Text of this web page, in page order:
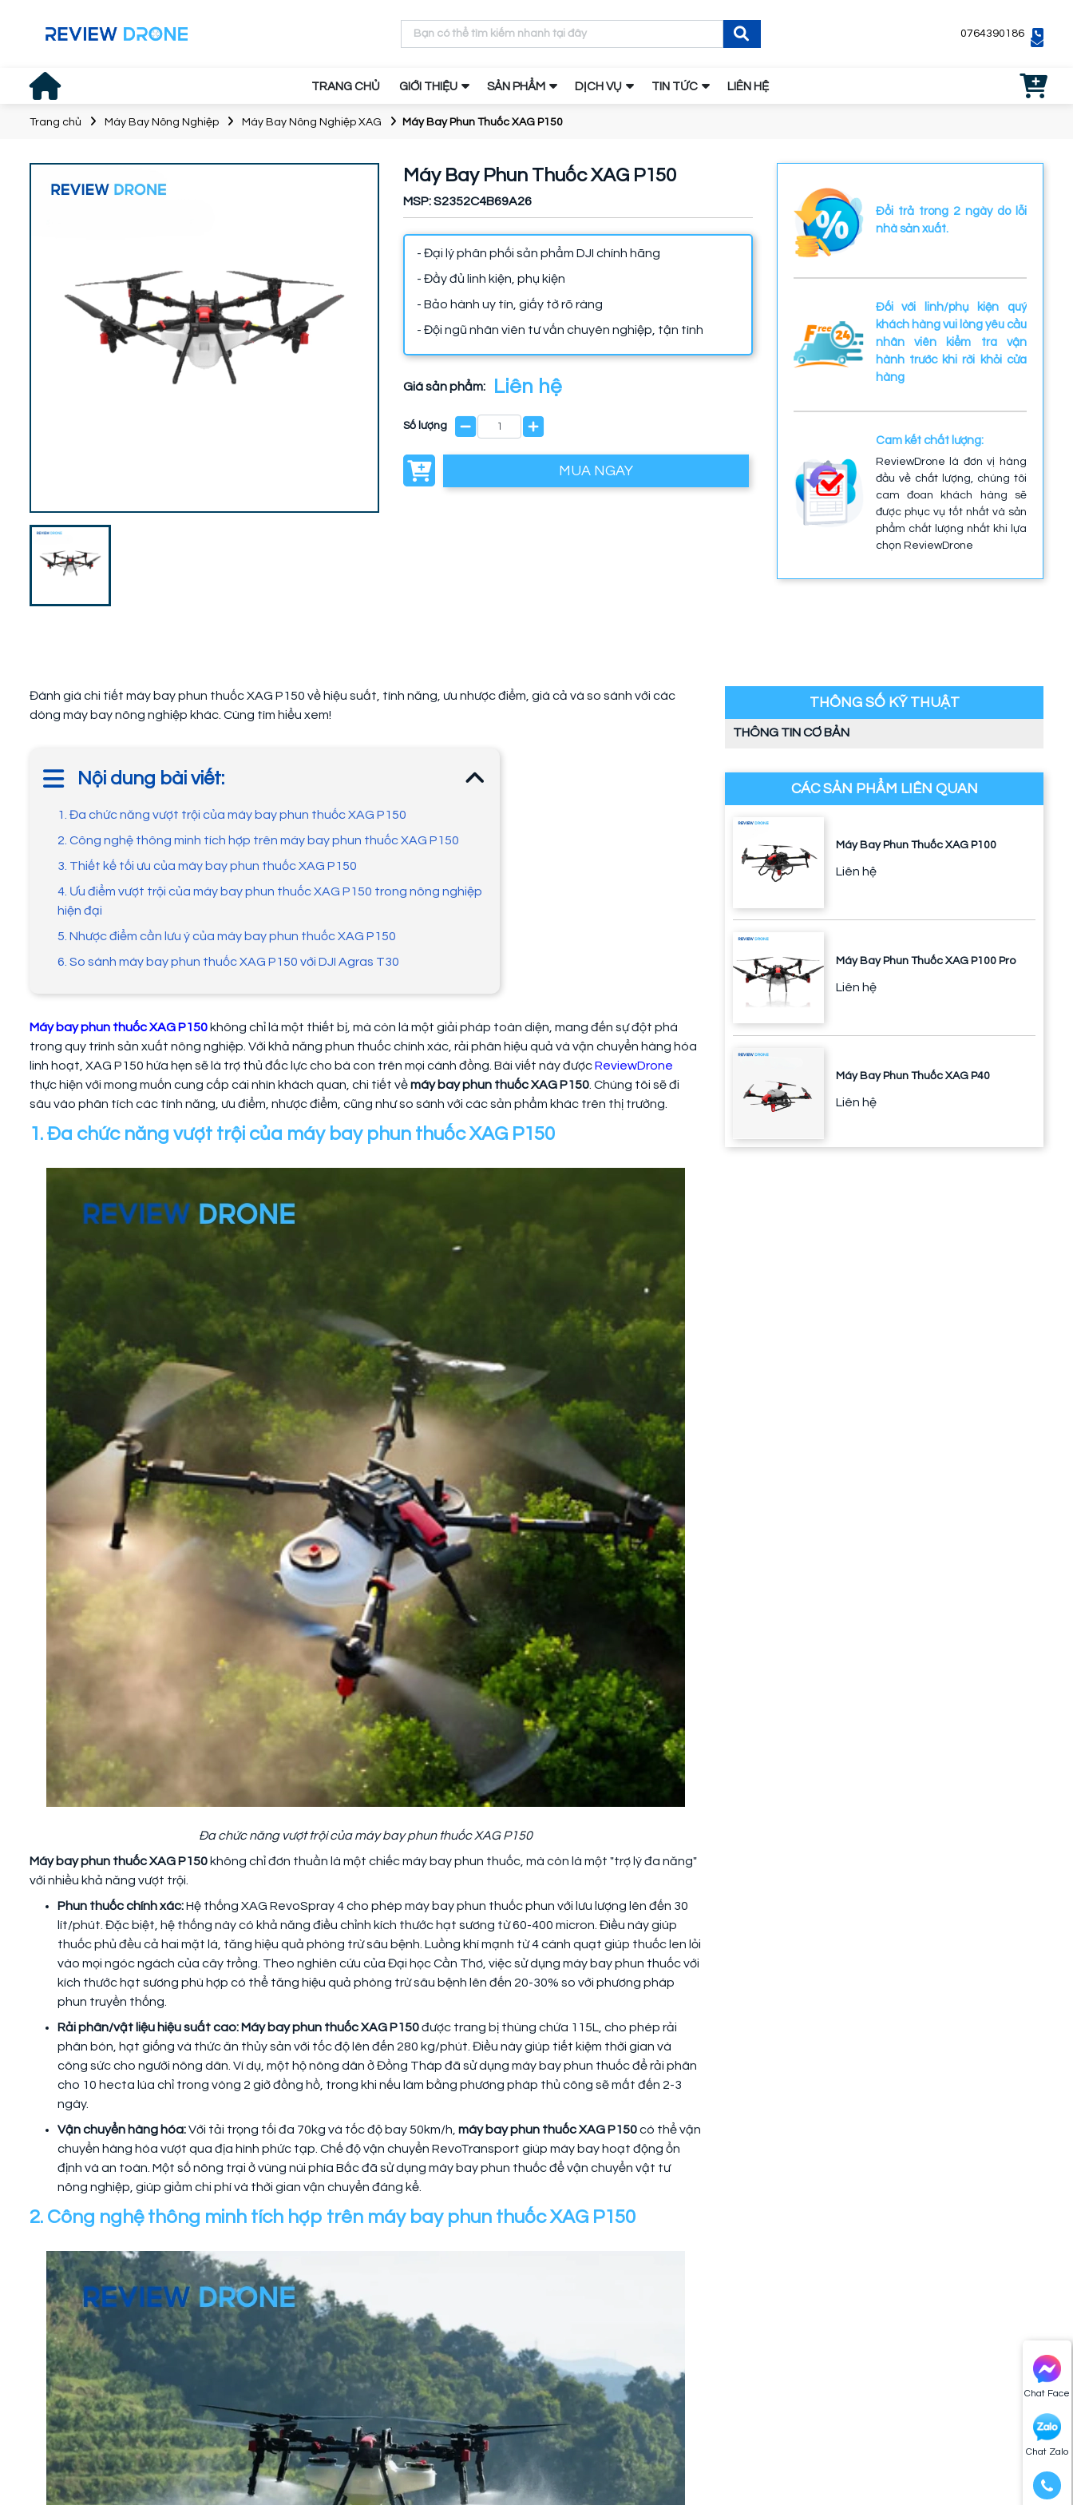
0764390186
TRANG CHỦ GIỚI THIỆU SẢN PHẨM DỊCH VỤ TIN TỨC LIÊN HỆ
Chat Face
Chat Zalo
Trang chủ Máy Bay Nông Nghiệp Máy Bay Nông Nghiệp XAG Máy Bay Phun Thuốc XAG P150
Máy Bay Phun Thuốc XAG P150
MSP: S2352C4B69A26
- Đại lý phân phối sản phẩm DJI chính hãng
- Đầy đủ linh kiện, phụ kiện
- Bảo hành uy tín, giấy tờ rõ ràng
- Đội ngũ nhân viên tư vấn chuyên nghiệp, tận tình
Giá sản phẩm: Liên hệ
Số lượng
MUA NGAY
Đổi trả trong 2 ngày do lỗi
nhà sản xuất.
Đối với linh/phụ kiện quý
khách hàng vui lòng yêu cầu
nhân viên kiểm tra vận
hành trước khi rời khỏi cửa
hàng
Cam kết chất lượng:
ReviewDrone là đơn vị hàng
đầu về chất lượng, chúng tôi
cam đoan khách hàng sẽ
được phục vụ tốt nhất và sản
phẩm chất lượng nhất khi lựa
chọn ReviewDrone
Đánh giá chi tiết máy bay phun thuốc XAG P150 về hiệu suất, tính năng, ưu nhược điểm, giá cả và so sánh với các
dòng máy bay nông nghiệp khác. Cùng tìm hiểu xem!
Nội dung bài viết:
1. Đa chức năng vượt trội của máy bay phun thuốc XAG P150
2. Công nghệ thông minh tích hợp trên máy bay phun thuốc XAG P150
3. Thiết kế tối ưu của máy bay phun thuốc XAG P150
4. Ưu điểm vượt trội của máy bay phun thuốc XAG P150 trong nông nghiệp
hiện đại
5. Nhược điểm cần lưu ý của máy bay phun thuốc XAG P150
6. So sánh máy bay phun thuốc XAG P150 với DJI Agras T30
Máy bay phun thuốc XAG P150không chỉ là một thiết bị, mà còn là một giải pháp toàn diện, mang đến sự đột phá
trong quy trình sản xuất nông nghiệp. Với khả năng phun thuốc chính xác, rải phân hiệu quả và vận chuyển hàng hóa
linh hoạt, XAG P150 hứa hẹn sẽ là trợ thủ đắc lực cho bà con trên mọi cánh đồng. Bài viết này đượcReviewDrone
thực hiện với mong muốn cung cấp cái nhìn khách quan, chi tiết vềmáy bay phun thuốc XAG P150 . Chúng tôi sẽ đi
sâu vào phân tích các tính năng, ưu điểm, nhược điểm, cũng như so sánh với các sản phẩm khác trên thị trường.
1. Đa chức năng vượt trội của máy bay phun thuốc XAG P150
Đa chức năng vượt trội của máy bay phun thuốc XAG P150
Máy bay phun thuốc XAG P150không chỉ đơn thuần là một chiếc máy bay phun thuốc, mà còn là một "trợ lý đa năng"
với nhiều khả năng vượt trội.
Phun thuốc chính xác:Hệ thống XAG RevoSpray 4 cho phép máy bay phun thuốc phun với lưu lượng lên đến 30
lít/phút. Đặc biệt, hệ thống này có khả năng điều chỉnh kích thước hạt sương từ 60-400 micron. Điều này giúp
thuốc phủ đều cả hai mặt lá, tăng hiệu quả phòng trừ sâu bệnh. Luồng khí mạnh từ 4 cánh quạt giúp thuốc len lỏi
vào mọi ngóc ngách của cây trồng. Theo nghiên cứu của Đại học Cần Thơ, việc sử dụng máy bay phun thuốc với
kích thước hạt sương phù hợp có thể tăng hiệu quả phòng trừ sâu bệnh lên đến 20-30% so với phương pháp
phun truyền thống.
Rải phân/vật liệu hiệu suất cao:Máy bay phun thuốc XAG P150được trang bị thùng chứa 115L, cho phép rải
phân bón, hạt giống và thức ăn thủy sản với tốc độ lên đến 280 kg/phút. Điều này giúp tiết kiệm thời gian và
công sức cho người nông dân. Ví dụ, một hộ nông dân ở Đồng Tháp đã sử dụng máy bay phun thuốc để rải phân
cho 10 hecta lúa chỉ trong vòng 2 giờ đồng hồ, trong khi nếu làm bằng phương pháp thủ công sẽ mất đến 2-3
ngày.
Vận chuyển hàng hóa:Với tải trọng tối đa 70kg và tốc độ bay 50km/h, máy bay phun thuốc XAG P150có thể vận
chuyển hàng hóa vượt qua địa hình phức tạp. Chế độ vận chuyển RevoTransport giúp máy bay hoạt động ổn
định và an toàn. Một số nông trại ở vùng núi phía Bắc đã sử dụng máy bay phun thuốc để vận chuyển vật tư
nông nghiệp, giúp giảm chi phí và thời gian vận chuyển đáng kể.
2. Công nghệ thông minh tích hợp trên máy bay phun thuốc XAG P150
THÔNG SỐ KỸ THUẬT
THÔNG TIN CƠ BẢN
CÁC SẢN PHẨM LIÊN QUAN
Máy Bay Phun Thuốc XAG P100
Liên hệ
Máy Bay Phun Thuốc XAG P100 Pro
Liên hệ
Máy Bay Phun Thuốc XAG P40
Liên hệ